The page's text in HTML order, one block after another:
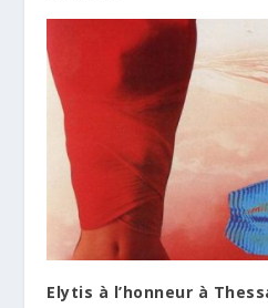
Elytis à l’honneur à